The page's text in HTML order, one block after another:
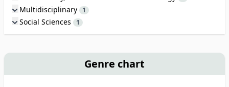
Multidisciplinary 1
Social Sciences 1
Genre chart